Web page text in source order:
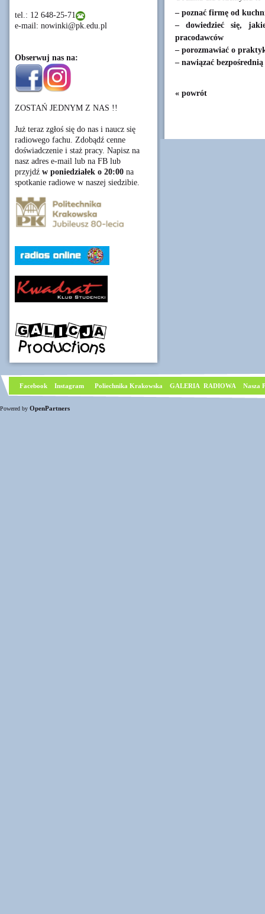
tel.: 12 648-25-71
e-mail: nowinki@pk.edu.pl
Obserwuj nas na:
ZOSTAŃ JEDNYM Z NAS !!
Już teraz zgłoś się do nas i naucz się
radiowego fachu. Zdobądź cenne
doświadczenie i staż pracy. Napisz na
nasz adres e-mail lub na FB lub
przyjdź w poniedziałek o 20:00 na
spotkanie radiowe w naszej siedzibie.
– poznać firmę od
– dowiedzieć się,
pracodawców
– porozmawiać o
– nawiązać
« powrót
Facebook Instagram Poliechnika Krakowska GALERIA RADIOWA Nasza
Powered by OpenPartners